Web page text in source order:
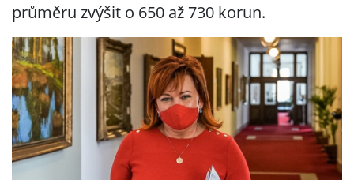
průměru zvýšit o 650 až 730 korun.